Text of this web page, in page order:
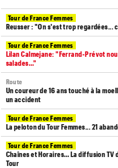
Tour de France Femmes
Reusser : "On s'est trop regardées...
Tour de France Femmes
Lilan Calmejane: "Ferrand-Prévot
salades…"
Route
Un coureur de 16 ans touché à la
un accident
Tour de France Femmes
La peloton du Tour Femmes... 21
Tour de France Femmes
Chaînes et Horaires… La diffusion TV
Tour